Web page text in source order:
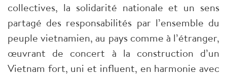
collectives, la solidarité nationale et un sens
partagé des responsabilités par l’ensemble du
peuple vietnamien, au pays comme à l’étranger,
œuvrant de concert à la construction d’un
Vietnam fort, uni et influent, en harmonie avec